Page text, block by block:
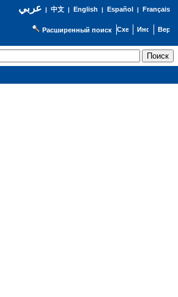
عربي| 中文| English | Español | Français
Расширенный поиск